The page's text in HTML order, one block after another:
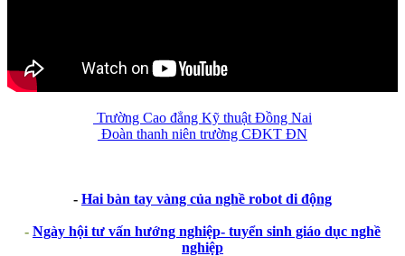
Trường Cao đẳng Kỹ thuật Đồng Nai
Đoàn thanh niên trường CĐKT ĐN
- Hai bàn tay vàng của nghề robot di động
- Ngày hội tư vấn hướng nghiệp- tuyển sinh giáo dục nghề
nghiệp